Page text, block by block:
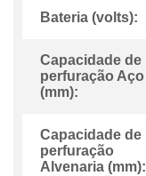
Bateria (volts):
Capacidade de
perfuração Aço
(mm):
Capacidade de
perfuração
Alvenaria (mm):